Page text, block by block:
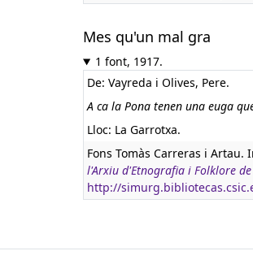
Mes qu'un mal gra
1 font, 1917.
De: Vayreda i Olives, Pere.
A ca la Pona tenen una euga
Lloc: La Garrotxa.
Fons Tomàs Carreras i Artau.
l'Arxiu d'Etnografia i Folklore de
http://